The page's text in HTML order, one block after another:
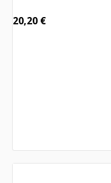
20,20 €